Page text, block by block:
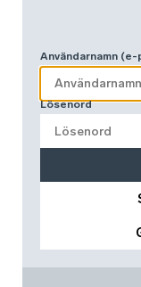
Användarnamn
Lösenord